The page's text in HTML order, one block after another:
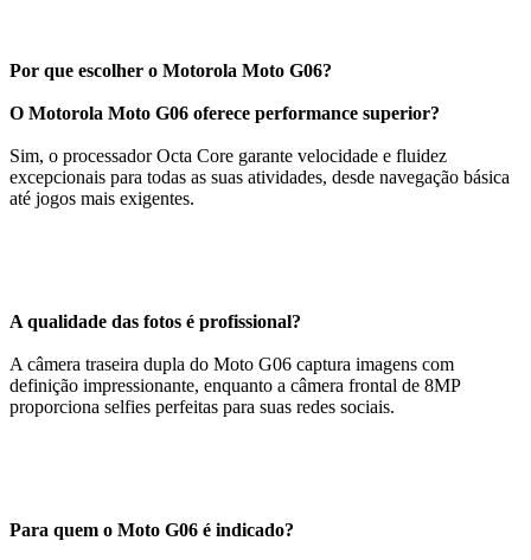
Por que escolher o Motorola Moto G06?
O Motorola Moto G06 oferece performance superior?
Sim, o processador Octa Core garante velocidade e fluidez
excepcionais para todas as suas atividades, desde navegação básica
até jogos mais exigentes.
A qualidade das fotos é profissional?
A câmera traseira dupla do Moto G06 captura imagens com
definição impressionante, enquanto a câmera frontal de 8MP
proporciona selfies perfeitas para suas redes sociais.
Para quem o Moto G06 é indicado?